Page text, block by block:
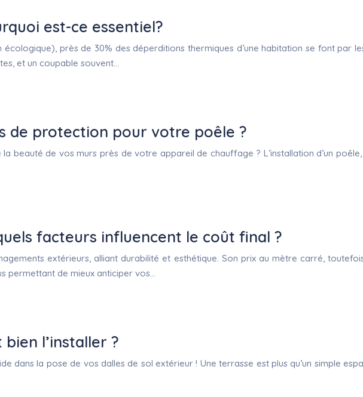
est-ce essentiel?
écologique), près de 30% des déperditions thermiques d’une habitation se font par
et un coupable souvent…
de protection pour votre poêle ?
beauté de vos murs près de votre appareil de chauffage ? L’installation d’un
facteurs influencent le coût final ?
extérieurs, alliant durabilité et esthétique. Son prix au mètre carré,
permettant de mieux anticiper vos…
l’installer ?
dans la pose de vos dalles de sol extérieur ! Une terrasse est plus qu’un simple